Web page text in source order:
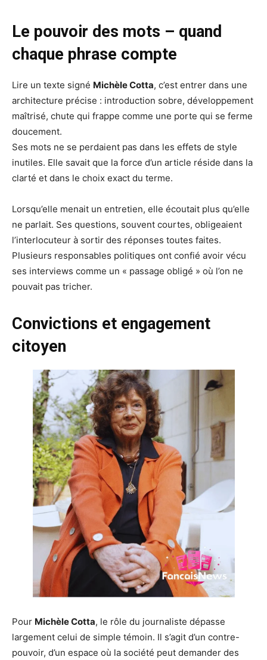
Le pouvoir des mots – quand
chaque phrase compte
Lire un texte signé Michèle Cotta, c’est entrer dans une
architecture précise : introduction sobre, développement
maîtrisé, chute qui frappe comme une porte qui se ferme
doucement.
Ses mots ne se perdaient pas dans les effets de style
inutiles. Elle savait que la force d’un article réside dans la
clarté et dans le choix exact du terme.
Lorsqu’elle menait un entretien, elle écoutait plus qu’elle
ne parlait. Ses questions, souvent courtes, obligeaient
l’interlocuteur à sortir des réponses toutes faites.
Plusieurs responsables politiques ont confié avoir vécu
ses interviews comme un « passage obligé » où l’on ne
pouvait pas tricher.
Convictions et engagement
citoyen
Pour Michèle Cotta, le rôle du journaliste dépasse
largement celui de simple témoin. Il s’agit d’un contre-
pouvoir, d’un espace où la société peut demander des